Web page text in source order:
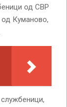
од СВР
Куманово,